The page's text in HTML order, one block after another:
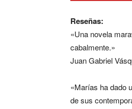
Reseñas:
«Una novela
cabalmente.»
Juan Gabriel
«Marías ha dado
de sus